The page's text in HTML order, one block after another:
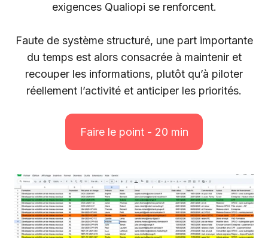
exigences Qualiopi se renforcent.
Faute de système structuré, une part importante
du temps est alors consacrée à maintenir et
recouper les informations, plutôt qu’à piloter
réellement l’activité et anticiper les priorités.
Faire le point - 20 min